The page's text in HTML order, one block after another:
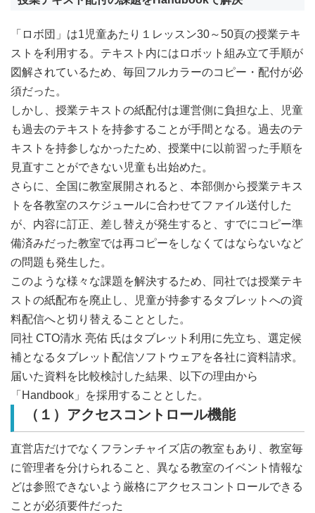
「ロボ団」は1児童あたり１レッスン30～50頁の授業テキ
ストを利用する。テキスト内にはロボット組み立て手順が
図解されているため、毎回フルカラーのコピー・配付が必
須だった。
しかし、授業テキストの紙配付は運営側に負担な上、児童
も過去のテキストを持参することが手間となる。過去のテ
キストを持参しなかったため、授業中に以前習った手順を
見直すことができない児童も出始めた。
さらに、全国に教室展開されると、本部側から授業テキス
トを各教室のスケジュールに合わせてファイル送付した
が、内容に訂正、差し替えが発生すると、すでにコピー準
備済みだった教室では再コピーをしなくてはならないなど
の問題も発生した。
このような様々な課題を解決するため、同社では授業テキ
ストの紙配布を廃止し、児童が持参するタブレットへの資
料配信へと切り替えることとした。
同社 CTO清水 亮佑 氏はタブレット利用に先立ち、選定候
補となるタブレット配信ソフトウェアを各社に資料請求。
届いた資料を比較検討した結果、以下の理由から
「Handbook」を採用することとした。
（１）アクセスコントロール機能
直営店だけでなくフランチャイズ店の教室もあり、教室毎
に管理者を分けられること、異なる教室のイベント情報な
どは参照できないよう厳格にアクセスコントロールできる
ことが必須要件だった